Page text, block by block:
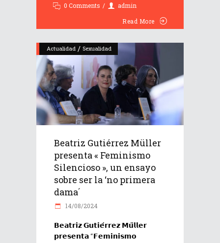
0 Comments
admin
Read More
Actualidad / Sexualidad
Beatriz Gutiérrez Müller
presenta « Feminismo
Silencioso », un ensayo
sobre ser la ‘no primera
dama´
14/08/2024
𝗕𝗲𝗮𝘁𝗿𝗶𝘇 𝗚𝘂𝘁𝗶𝗲́𝗿𝗿𝗲𝘇 𝗠𝘂̈𝗹𝗹𝗲𝗿
𝗽𝗿𝗲𝘀𝗲𝗻𝘁𝗮 “𝗙𝗲𝗺𝗶𝗻𝗶𝘀𝗺𝗼